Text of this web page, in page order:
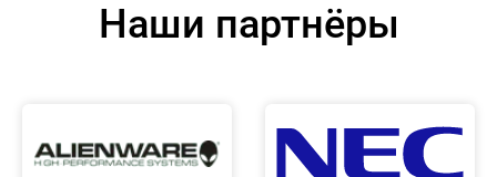
Наши партнёры